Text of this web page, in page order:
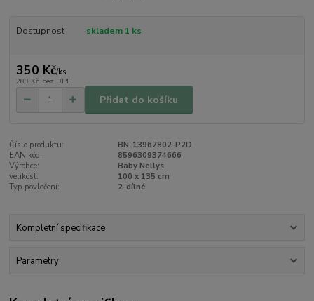
Dostupnost skladem 1 ks
350 Kč/ks
289 Kč bez DPH
Přidat do košíku
Číslo produktu:
BN-13967802-P2D
EAN kód:
8596309374666
Výrobce:
Baby Nellys
velikost:
100 x 135 cm
Typ povlečení:
2-dílné
Kompletní specifikace
Parametry